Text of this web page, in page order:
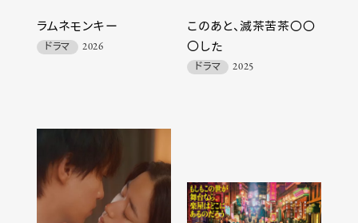
ラムネモンキー
ドラマ 2026
このあと、滅茶苦茶〇〇
〇した
ドラマ 2025